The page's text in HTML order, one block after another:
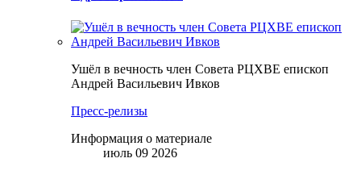
Ушёл в вечность член Совета РЦХВЕ епископ
Андрей Васильевич Ивков
Пресс-релизы
Информация о материале
июль 09 2026